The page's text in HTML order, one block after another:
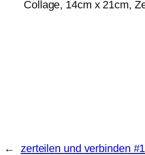
Collage, 14cm x 21cm,
← zerteilen und verbinden